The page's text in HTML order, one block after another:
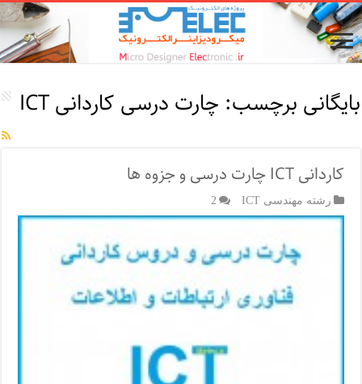
بایگانی برچسب: چارت درسی کاردانی ICT
کاردانی ICT چارت درسی و جزوه ها
رشته مهندسی ICT 2